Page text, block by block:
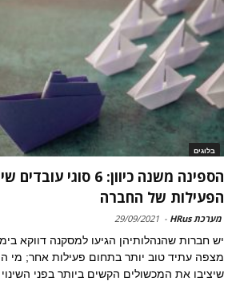
בלוגים
הספינה משנה כיוון: 6
הפעילות של החברה
מערכת HRus -
29/09/2021
יש חברות שהנהלותיהן הגיעו למסקנה דווקא
שיציבו את המכשולים הקשים ביותר בפני השינוי